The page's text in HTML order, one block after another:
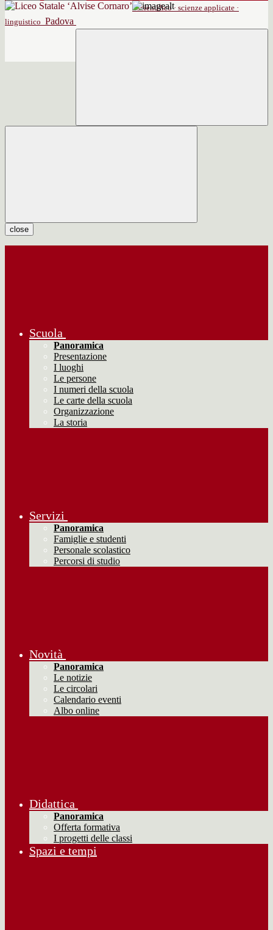
scientifico · scienze applicate ·
linguistico Padova
close
Scuola
Panoramica
Presentazione
I luoghi
Le persone
I numeri della scuola
Le carte della scuola
Organizzazione
La storia
Servizi
Panoramica
Famiglie e studenti
Personale scolastico
Percorsi di studio
Novità
Panoramica
Le notizie
Le circolari
Calendario eventi
Albo online
Didattica
Panoramica
Offerta formativa
I progetti delle classi
Spazi e tempi